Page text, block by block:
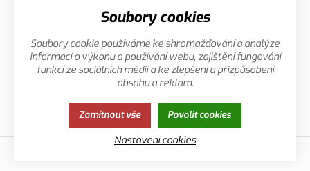
Možnosti platby
Zásady ochrany osobních údajů
Soubory cookies
Soubory cookie používáme ke shromažďování a analýze
informací o výkonu a používání webu, zajištění fungování
funkcí ze sociálních médií a ke zlepšení a přizpůsobení
obsahu a reklam.
Zamítnout vše Povolit cookies
Nastavení cookies